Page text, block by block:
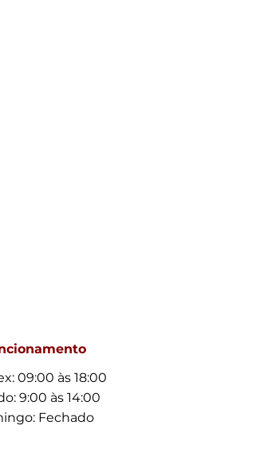
09:00 às 18:00
9:00 às 14:00
Fechado